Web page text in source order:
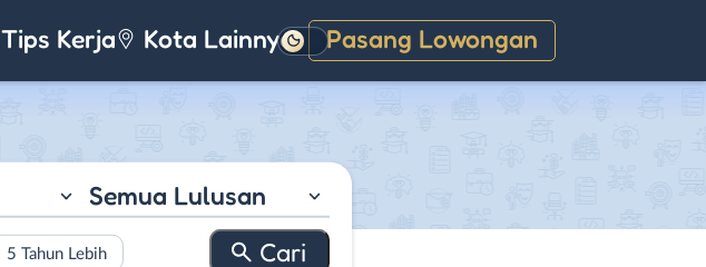
Tips Kerja Kota Lainnya Pasang Lowongan
Gelap
Semua Lulusan
5 Tahun Lebih